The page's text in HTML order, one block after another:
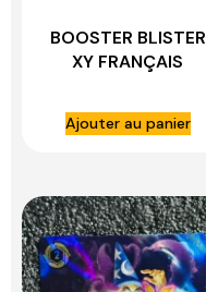
BOOSTER BLISTER
XY FRANÇAIS
Ajouter au panier